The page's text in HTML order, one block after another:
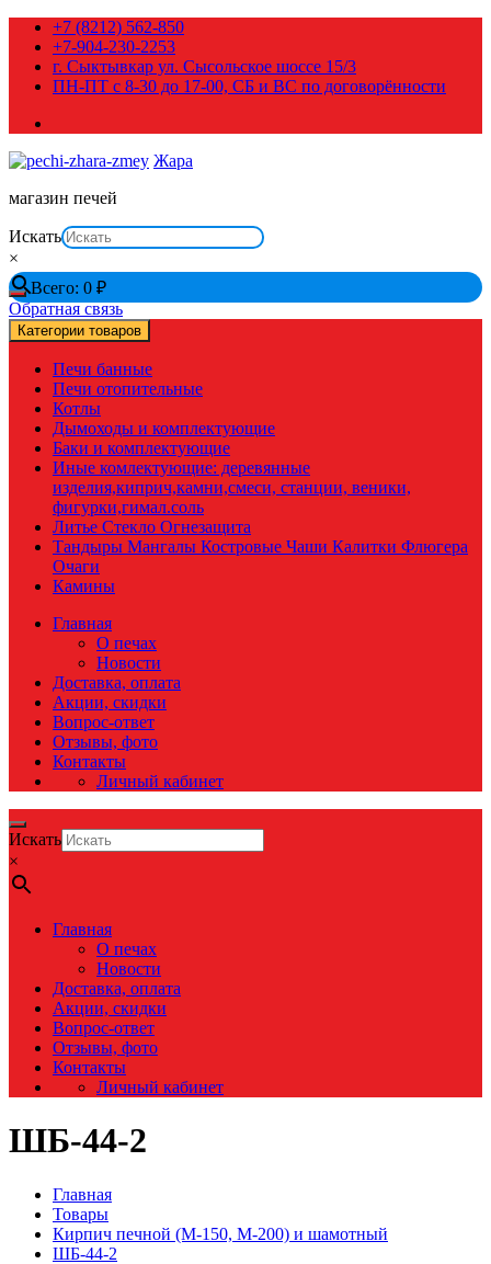
Перейти
содержимому
+7 (8212) 562-850
+7-904-230-2253
г. Сыктывкар ул. Сысольское шоссе 15/3
ПН-ПТ с 8-30 до 17-00, СБ и ВС по договорённости
Жара
магазин печей
Искать
×
Всего: 0 ₽
Обратная связь
Категории товаров
Печи банные
Печи отопительные
Котлы
Дымоходы и комплектующие
Баки и комплектующие
Иные комлектующие: деревянные
изделия,киприч,камни,смеси, станции, веники,
фигурки,гимал.соль
Литье Стекло Огнезащита
Тандыры Мангалы Костровые Чаши Калитки Флюгера
Очаги
Камины
Главная
О печах
Новости
Доставка, оплата
Акции, скидки
Вопрос-ответ
Отзывы, фото
Контакты
Личный кабинет
Искать
×
Главная
О печах
Новости
Доставка, оплата
Акции, скидки
Вопрос-ответ
Отзывы, фото
Контакты
Личный кабинет
ШБ-44-2
Главная
Товары
Кирпич печной (М-150, М-200) и шамотный
ШБ-44-2